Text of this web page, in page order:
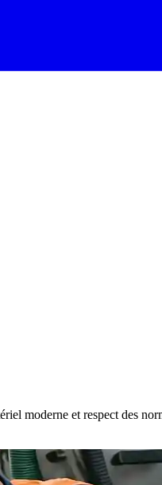
moderne et respect des